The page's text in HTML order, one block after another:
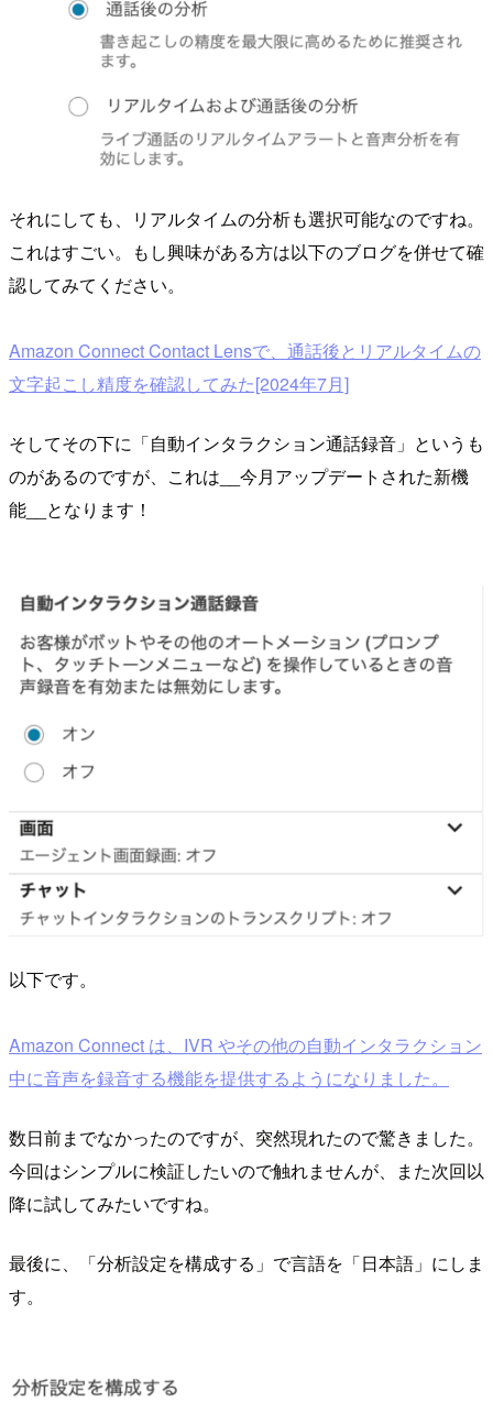
それにしても、リアルタイムの分析も選択可能なのですね。
これはすごい。もし興味がある方は以下のブログを併せて確
認してみてください。
Amazon Connect Contact Lensで、通話後とリアルタイムの
文字起こし精度を確認してみた[2024年7月]
そしてその下に「自動インタラクション通話録音」というも
のがあるのですが、これは__今月アップデートされた新機
能__となります！
以下です。
Amazon Connect は、IVR やその他の自動インタラクション
中に音声を録音する機能を提供するようになりました。
数日前までなかったのですが、突然現れたので驚きました。
今回はシンプルに検証したいので触れませんが、また次回以
降に試してみたいですね。
最後に、「分析設定を構成する」で言語を「日本語」にしま
す。